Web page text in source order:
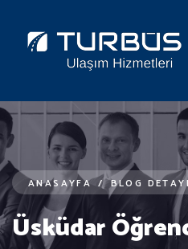
ANASAYFA / BLOG
Üsküdar